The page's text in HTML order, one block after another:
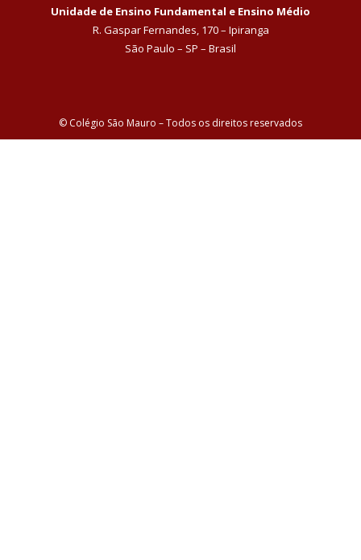
Unidade de Ensino Fundamental e Ensino Médio
R. Gaspar Fernandes, 170 – Ipiranga
São Paulo – SP – Brasil
© Colégio São Mauro – Todos os direitos reservados